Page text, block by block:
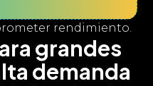
rendimiento.
grandes
demanda